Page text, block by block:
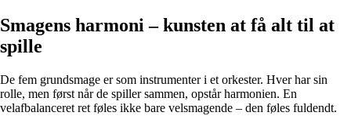
Smagens harmoni – kunsten at få alt til at
spille
De fem grundsmage er som instrumenter i et orkester. Hver har sin
rolle, men først når de spiller sammen, opstår harmonien. En
velafbalanceret ret føles ikke bare velsmagende – den føles fuldendt.